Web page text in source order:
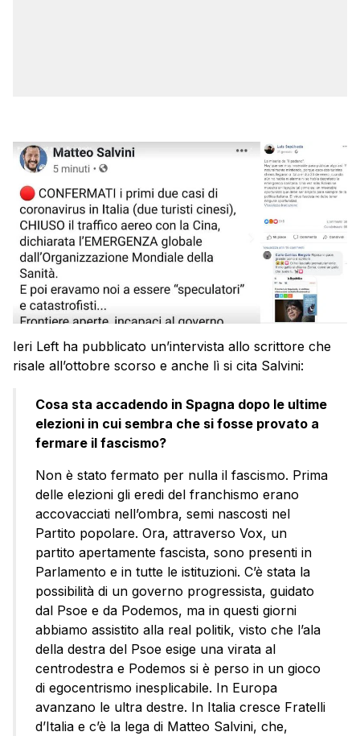
Ieri Left ha pubblicato un’intervista allo scrittore che
risale all’ottobre scorso e anche lì si cita Salvini:
Cosa sta accadendo in Spagna dopo le ultime
elezioni in cui sembra che si fosse provato a
fermare il fascismo?
Non è stato fermato per nulla il fascismo. Prima
delle elezioni gli eredi del franchismo erano
accovacciati nell’ombra, semi nascosti nel
Partito popolare. Ora, attraverso Vox, un
partito apertamente fascista, sono presenti in
Parlamento e in tutte le istituzioni. C’è stata la
possibilità di un governo progressista, guidato
dal Psoe e da Podemos, ma in questi giorni
abbiamo assistito alla real politik, visto che l’ala
della destra del Psoe esige una virata al
centrodestra e Podemos si è perso in un gioco
di egocentrismo inesplicabile. In Europa
avanzano le ultra destre. In Italia cresce Fratelli
d’Italia e c’è la lega di Matteo Salvini, che,